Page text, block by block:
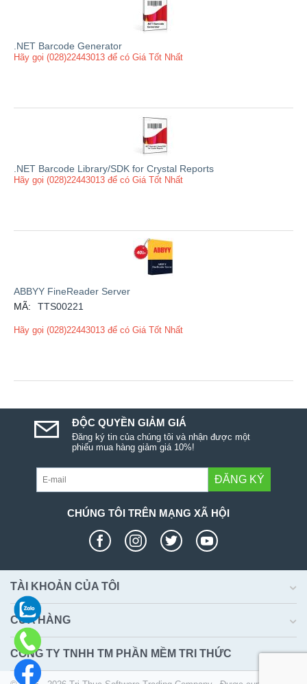
.NET Barcode Generator
Hãy gọi (028)22443013 để có Giá Tốt Nhất
.NET Barcode Library/SDK for Crystal Reports
Hãy gọi (028)22443013 để có Giá Tốt Nhất
ABBYY FineReader Server
MÃ:
TTS00221
Hãy gọi (028)22443013 để có Giá Tốt Nhất
ĐỘC QUYỀN GIẢM GIÁ
Đăng ký tin của chúng tôi và nhận được một
phiếu mua hàng giảm giá 10%!
ĐĂNG KÝ
CHÚNG TÔI TRÊN MẠNG XÃ HỘI
TÀI KHOẢN CỦA TÔI
CỬA HÀNG
CÔNG TY TNHH TM PHẦN MỀM TRI THỨC